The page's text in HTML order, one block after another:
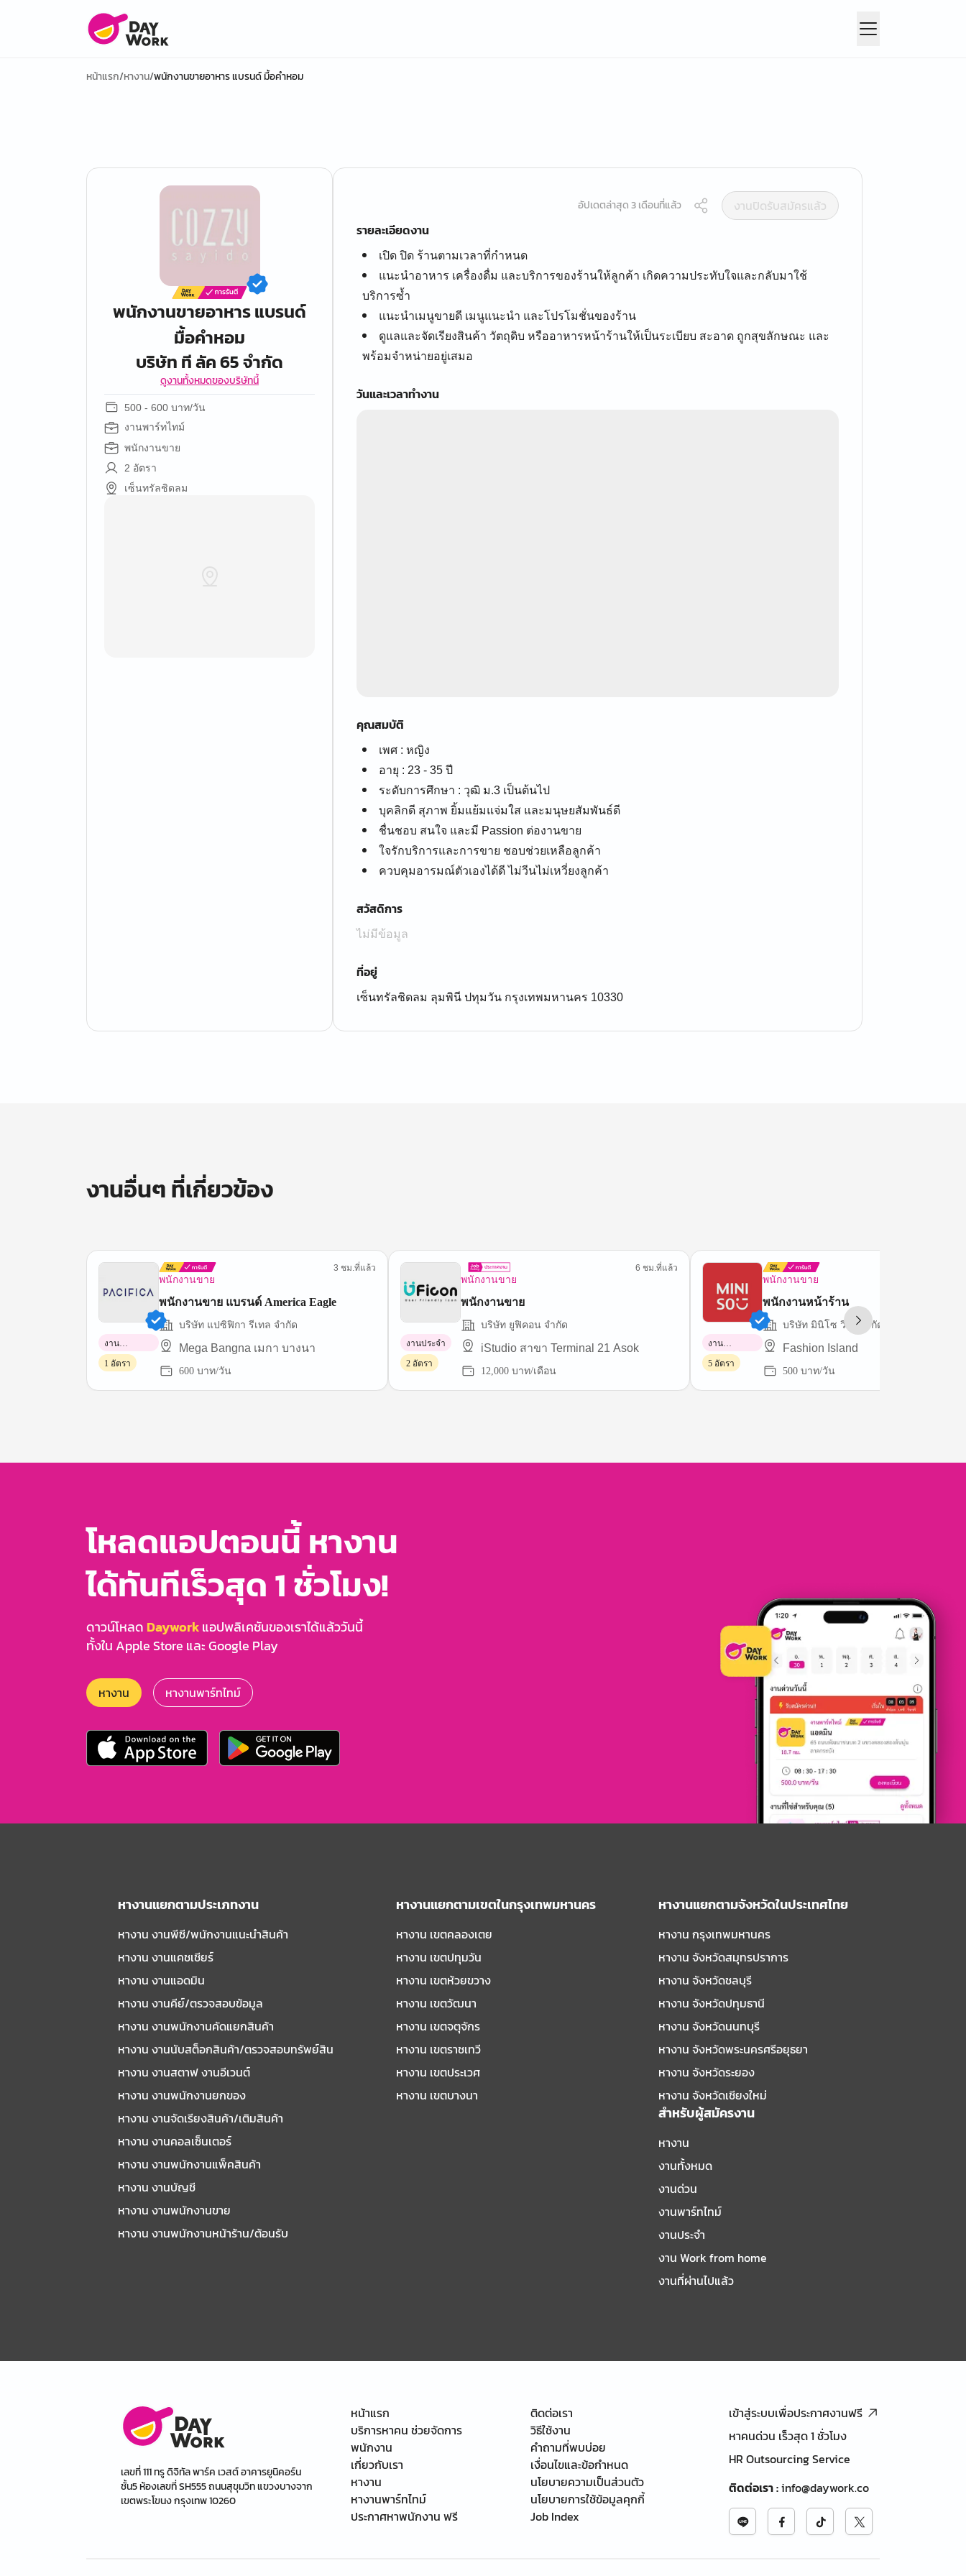
หน้าแรก/หางาน/พนักงานขายอาหาร แบรนด์ มื้อคำหอม
พนักงานขายอาหาร แบรนด์
มื้อคำหอม
บริษัท ที ลัค 65 จำกัด
ดูงานทั้งหมดของบริษัทนี้
500 - 600 บาท/วัน
งานพาร์ทไทม์
พนักงานขาย
2 อัตรา
เซ็นทรัลชิดลม
อัปเดตล่าสุด 3 เดือนที่แล้ว
งานปิดรับสมัครแล้ว
รายละเอียดงาน
เปิด ปิด ร้านตามเวลาที่กำหนด
แนะนำอาหาร เครื่องดื่ม และบริการของร้านให้ลูกค้า เกิดความประทับใจและกลับมาใช้
บริการซ้ำ
แนะนำเมนูขายดี เมนูแนะนำ และโปรโมชั่นของร้าน
ดูแลและจัดเรียงสินค้า วัตถุดิบ หรืออาหารหน้าร้านให้เป็นระเบียบ สะอาด ถูกสุขลักษณะ และ
พร้อมจำหน่ายอยู่เสมอ
วันและเวลาทำงาน
คุณสมบัติ
เพศ : หญิง
อายุ : 23 - 35 ปี
ระดับการศึกษา : วุฒิ ม.3 เป็นต้นไป
บุคลิกดี สุภาพ ยิ้มแย้มแจ่มใส และมนุษยสัมพันธ์ดี
ชื่นชอบ สนใจ และมี Passion ต่องานขาย
ใจรักบริการและการขาย ชอบช่วยเหลือลูกค้า
ควบคุมอารมณ์ตัวเองได้ดี ไม่วีนไม่เหวี่ยงลูกค้า
สวัสดิการ
ไม่มีข้อมูล
ที่อยู่
เซ็นทรัลชิดลม ลุมพินี ปทุมวัน กรุงเทพมหานคร 10330
งานอื่นๆ ที่เกี่ยวข้อง
พนักงานขาย
3 ชม.ที่แล้ว
พนักงานขาย แบรนด์ America Eagle
บริษัท แปซิฟิกา รีเทล จำกัด
Mega Bangna เมกา บางนา
600 บาท/วัน
งาน
พาร์ทไทม์
1 อัตรา
พนักงานขาย
6 ชม.ที่แล้ว
พนักงานขาย
บริษัท ยูฟิคอน จำกัด
iStudio สาขา Terminal 21 Asok
12,000 บาท/เดือน
งานประจำ
2 อัตรา
พนักงานขาย
พนักงานหน้าร้าน
บริษัท มินิโซ วิงกี้ จำกัด
Fashion Island
500 บาท/วัน
งาน
พาร์ทไทม์
5 อัตรา
โหลดแอปตอนนี้ หางาน
ได้ทันทีเร็วสุด 1 ชั่วโมง!
ดาวน์โหลด Dayworkแอปพลิเคชันของเราได้แล้ววันนี้
ทั้งใน Apple Store และ Google Play
หางาน หางานพาร์ทไทม์
หางานแยกตามประเภทงาน
หางาน งานพีซี/พนักงานแนะนําสินค้า
หางาน งานแคชเชียร์
หางาน งานแอดมิน
หางาน งานคีย์/ตรวจสอบข้อมูล
หางาน งานพนักงานคัดแยกสินค้า
หางาน งานนับสต็อกสินค้า/ตรวจสอบทรัพย์สิน
หางาน งานสตาฟ งานอีเวนต์
หางาน งานพนักงานยกของ
หางาน งานจัดเรียงสินค้า/เติมสินค้า
หางาน งานคอลเซ็นเตอร์
หางาน งานพนักงานแพ็คสินค้า
หางาน งานบัญชี
หางาน งานพนักงานขาย
หางาน งานพนักงานหน้าร้าน/ต้อนรับ
หางานแยกตามเขตในกรุงเทพมหานคร
หางาน เขตคลองเตย
หางาน เขตปทุมวัน
หางาน เขตห้วยขวาง
หางาน เขตวัฒนา
หางาน เขตจตุจักร
หางาน เขตราชเทวี
หางาน เขตประเวศ
หางาน เขตบางนา
หางานแยกตามจังหวัดในประเทศไทย
หางาน กรุงเทพมหานคร
หางาน จังหวัดสมุทรปราการ
หางาน จังหวัดชลบุรี
หางาน จังหวัดปทุมธานี
หางาน จังหวัดนนทบุรี
หางาน จังหวัดพระนครศรีอยุธยา
หางาน จังหวัดระยอง
หางาน จังหวัดเชียงใหม่
สำหรับผู้สมัครงาน
หางาน
งานทั้งหมด
งานด่วน
งานพาร์ทไทม์
งานประจำ
งาน Work from home
งานที่ผ่านไปแล้ว
เลขที่ 111 ทรู ดิจิทัล พาร์ค เวสต์ อาคารยูนิคอร์น
ชั้น5 ห้องเลขที่ SH555 ถนนสุขุมวิท แขวงบางจาก
เขตพระโขนง กรุงเทพ 10260
หน้าแรก
บริการหาคน ช่วยจัดการ
พนักงาน
เกี่ยวกับเรา
หางาน
หางานพาร์ทไทม์
ประกาศหาพนักงาน ฟรี
ติดต่อเรา
วิธีใช้งาน
คำถามที่พบบ่อย
เงื่อนไขและข้อกำหนด
นโยบายความเป็นส่วนตัว
นโยบายการใช้ข้อมูลคุกกี้
Job Index
เข้าสู่ระบบเพื่อประกาศงานฟรี
หาคนด่วน เร็วสุด 1 ชั่วโมง
HR Outsourcing Service
ติดต่อเรา:info@daywork.co